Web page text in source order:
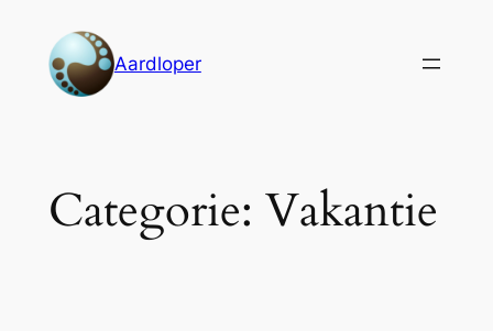
Aardloper
Categorie: Vakantie